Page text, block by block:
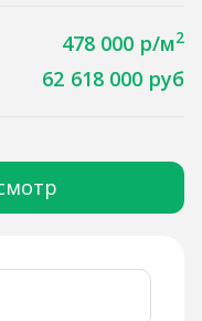
478 000 р/м2
62 618 000 руб